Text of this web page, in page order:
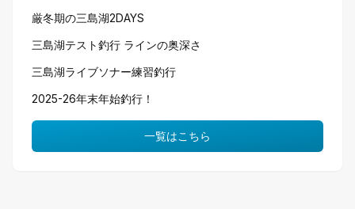
厳冬期の三島湖2DAYS
三島湖テスト釣行 ラインの奥深さ
三島湖ライブソナー練習釣行
2025-26年末年始釣行！
一覧はこちら